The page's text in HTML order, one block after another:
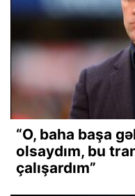
“O, baha başa
olsaydım, bu
çalışardım”